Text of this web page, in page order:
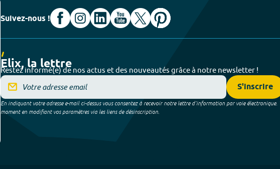
Suivez-nous !
Elix, la lettre
Restez informé(e) de nos actus et des nouveautés grâce à notre newsletter !
S'inscrire
En indiquant votre adresse e-mail ci-dessus vous consentez à recevoir notre lettre d’information par voie électronique.
moment en modifiant vos paramètres via les liens de désinscription.